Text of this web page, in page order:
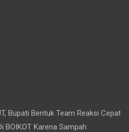
Bupati Bentuk Team Reaksi Cepat
BOIKOT Karena Sampah